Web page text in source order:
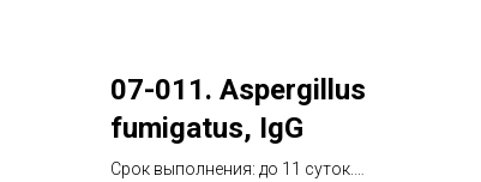
07-011. Aspergillus
fumigatus, IgG
Срок выполнения: до 11 суток.